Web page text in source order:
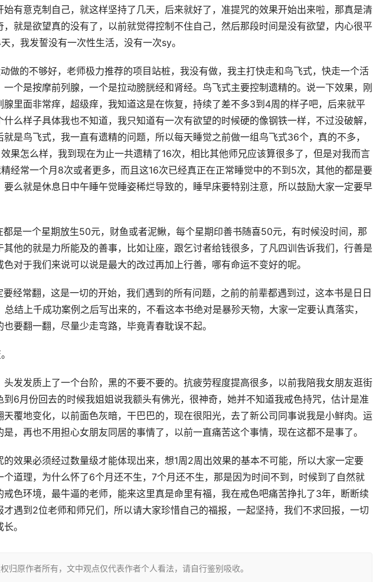
有意克制自己，就这样坚持了几天，后来就好了，准提咒的效果开始出来啦，那真是清
，就是欲望真的没有了，以前就觉得控制不住自己，然后那段时间是没有欲望，内心很平
，我发誓没有一次性生活，没有一次sy。
动做的不够好，老师极力推荐的项目站桩，我没有做，我主打快走和鸟飞式，快走一个活
个是按摩前列腺，一个是拉动膀胱经和肾经。鸟飞式主要控制遗精的。说一下效果，刚
腺里面非常痒，超级痒，我知道这是在恢复，持续了差不多3到4周的样子吧，后来就平
么样子具体我也不知道，我只知道有一次有欲望的时候硬的像钢铁一样，不过没破解，
是鸟飞式，我一直有遗精的问题，所以每天睡觉之前做一组鸟飞式36个，真的不多，
果怎么样，我到现在为止一共遗精了16次，相比其他师兄应该算很多了，但是对我而言
经常一个月8次或者更多，而且这16次已经真正在正常睡觉中的不到5次，其他的都是要
要么就是休息日中午睡午觉睡姿稀烂导致的，睡早床要特别注意，所以鼓励大家一定要早
都是一个星期放生50元，财鱼或者泥鳅，每个星期印善书随喜50元，有时候没时间，那
他的就是力所能及的善事，比如让座，跟乞讨者给钱很多，了凡四训告诉我们，行善是
对于我们来说可以说是最大的改过再加上行善，哪有命运不变好的呢。
要经常翻，这是一切的开始，我们遇到的所有问题，之前的前辈都遇到过，这本书是日日
结上千成功案例之后写出来的，不看这本书绝对是暴殄天物，大家一定要认真落实，
要翻一翻，尽量少走弯路，毕竟青春耽误不起。
发发质上了一个台阶，黑的不要不要的。抗疲劳程度提高很多，以前我陪我女朋友逛街
6月份回去的时候我姐姐说我额头有佛光，很神奇，她并不知道我戒色持咒，估计是准
覆地变化，以前面色灰暗，干巴巴的，现在很阳光，去了新公司同事说我是小鲜肉。运
，再也不用担心女朋友同居的事情了，以前一直痛苦这个事情，现在这都不是事了。
的效果必须经过数量级才能体现出来，想1周2周出效果的基本不可能，所以大家一定要
个道理，为什么怀了6个月还不生，7个月还不生，那是因为时间不到，时候到了自然就
戒色环境，最牛逼的老师，能来这里真是命里有福，我在戒色吧痛苦挣扎了3年，断断续
遇到2位老师和师兄们，所以请大家珍惜自己的福报，一起坚持，我们不求回报，一切
。
归原作者所有，文中观点仅代表作者个人看法，请自行鉴别吸收。